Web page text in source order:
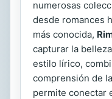
numerosas
desde romances
más conocida,
capturar la
estilo lírico,
comprensión de
permite conectar